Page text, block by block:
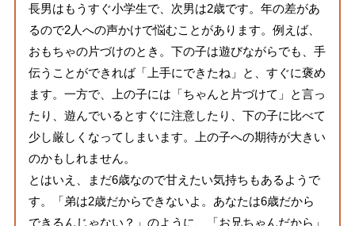
長男はもうすぐ小学生で、次男は2歳です。年の差があ
るので2人への声かけで悩むことがあります。例えば、
おもちゃの片づけのとき。下の子は遊びながらでも、手
伝うことができれば「上手にできたね」と、すぐに褒め
ます。一方で、上の子には「ちゃんと片づけて」と言っ
たり、遊んでいるとすぐに注意したり、下の子に比べて
少し厳しくなってしまいます。上の子への期待が大きい
のかもしれません。
とはいえ、まだ6歳なので甘えたい気持ちもあるようで
す。「弟は2歳だからできないよ。あなたは6歳だから
できるんじゃない？」のように、「お兄ちゃんだから」